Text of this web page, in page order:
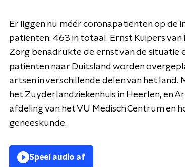
Er liggen nu méér coronapatiënten op de
patiënten: 463 in totaal. Ernst Kuipers
Zorg benadrukte de ernst van de situatie
patiënten naar Duitsland worden
artsen in verschillende delen van het land.
het Zuyderlandziekenhuis in Heerlen, en
afdeling van het VU Medisch Centrum en
geneeskunde.
Speel audio af